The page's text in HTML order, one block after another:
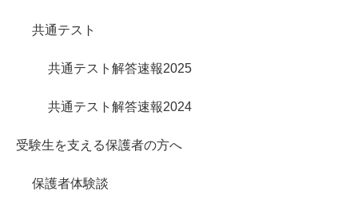
共通テスト
共通テスト解答速報2025
共通テスト解答速報2024
受験生を支える保護者の方へ
保護者体験談